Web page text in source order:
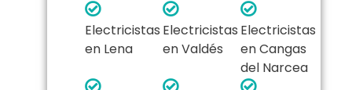
Electricistas
en Lena
Electricistas
en Valdés
Electricistas
en Cangas
del Narcea